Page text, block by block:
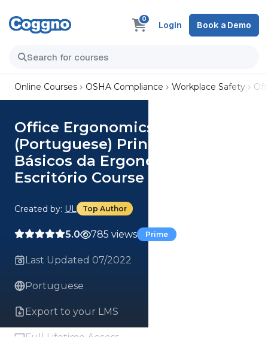
0
Login Book a Demo
Online Courses OSHA Compliance Workplace Safety
Office Ergonomics Essentials
(Portuguese) Princípios
Básicos da Ergonomia para
Escritório Course
Created by: UL Top Author
5.0 785 views Prime
Last Updated 07/2022
Portuguese
Export to your LMS